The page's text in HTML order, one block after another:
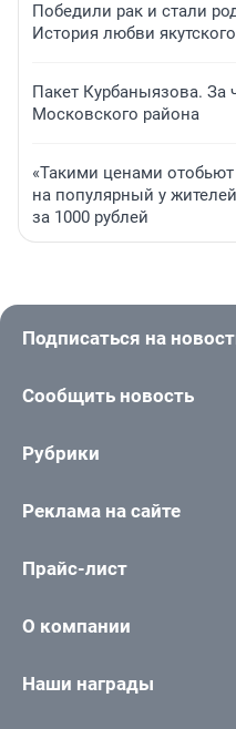
Победили рак и стали
История любви
Пакет Курбаныязова. За
Московского района
«Такими ценами
на популярный у
за 1000 рублей
Подписаться на
Сообщить новость
Рубрики
Реклама на сайте
Прайс-лист
О компании
Наши награды